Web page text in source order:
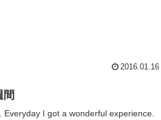
2016.01.16
間
Everyday I got a wonderful experience.